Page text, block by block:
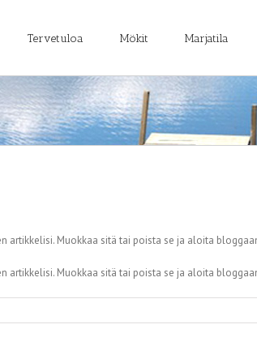
Tervetuloa Mökit Marjatila
artikkelisi. Muokkaa sitä tai poista se ja aloita
artikkelisi. Muokkaa sitä tai poista se ja aloita